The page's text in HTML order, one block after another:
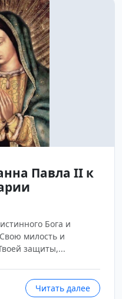
Павла II к
Бога и
милость и
защиты,...
Читать далее